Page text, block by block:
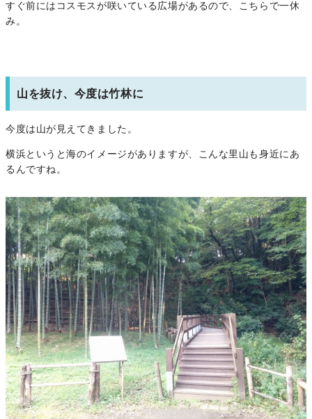
すぐ前にはコスモスが咲いている広場があるので、こちらで一休
み。
山を抜け、今度は竹林に
今度は山が見えてきました。
横浜というと海のイメージがありますが、こんな里山も身近にあ
るんですね。